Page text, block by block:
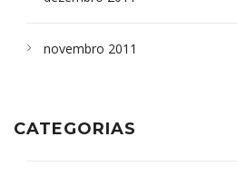
novembro 2011
CATEGORIAS